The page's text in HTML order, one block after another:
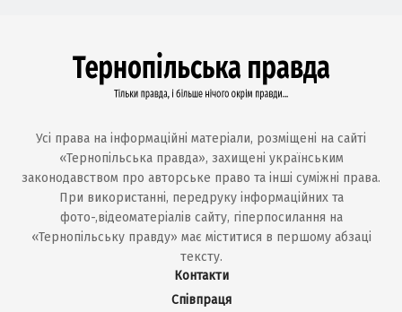
Усі права на інформаційні матеріали, розміщені на сайті
«Тернопільська правда», захищені українським
законодавством про авторське право та інші суміжні права.
При використанні, передруку інформаційних та
фото-,відеоматеріалів сайту, гіперпосилання на
«Тернопільську правду» має міститися в першому абзаці
тексту.
Контакти
Співпраця